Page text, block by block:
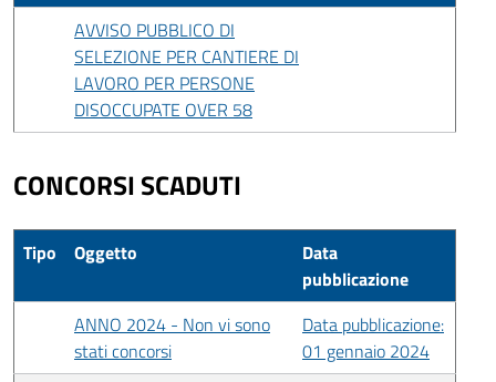
AVVISO PUBBLICO DI
SELEZIONE PER CANTIERE DI
LAVORO PER PERSONE
DISOCCUPATE OVER 58
CONCORSI SCADUTI
Tipo Oggetto
Data
pubblicazione
ANNO 2024 - Non vi sono
stati concorsi
Data pubblicazione:
01 gennaio 2024